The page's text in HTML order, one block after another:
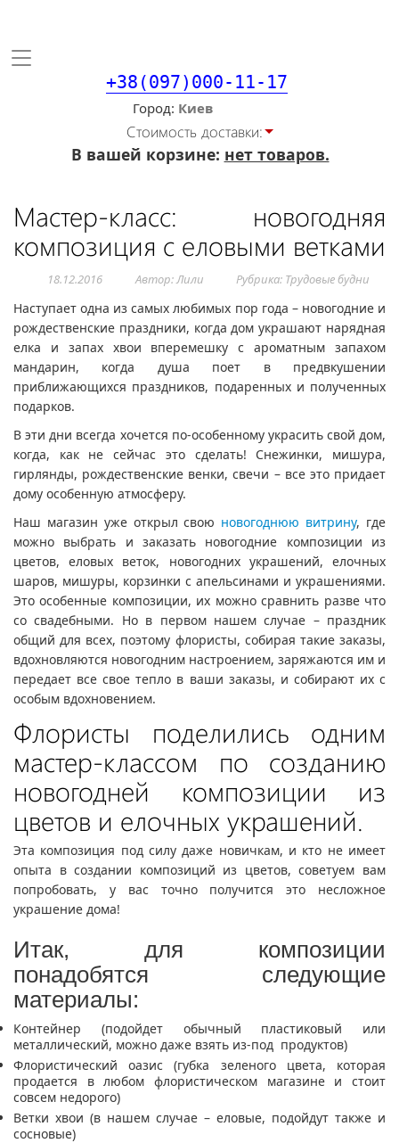
Toggle
+38(097)000-11-17
Город
Стоимость доставки:
В вашей корзине: нет товаров.
Мастер-класс: новогодняя
композиция с еловыми ветками
18.12.2016 Автор: Лили Рубрика: Трудовые будни
Наступает одна из самых любимых пор года – новогодние и
рождественские праздники, когда дом украшают нарядная
елка и запах хвои вперемешку с ароматным запахом
мандарин, когда душа поет в предвкушении
приближающихся праздников, подаренных и полученных
подарков.
В эти дни всегда хочется по-особенному украсить свой дом,
когда, как не сейчас это сделать! Снежинки, мишура,
гирлянды, рождественские венки, свечи – все это придает
дому особенную атмосферу.
Наш магазин уже открыл свою новогоднюю витрину, где
можно выбрать и заказать новогодние композиции из
цветов, еловых веток, новогодних украшений, елочных
шаров, мишуры, корзинки с апельсинами и украшениями.
Это особенные композиции, их можно сравнить разве что
со свадебными. Но в первом нашем случае – праздник
общий для всех, поэтому флористы, собирая такие заказы,
вдохновляются новогодним настроением, заряжаются им и
передает все свое тепло в ваши заказы, и собирают их с
особым вдохновением.
Флористы поделились одним
мастер-классом по созданию
новогодней композиции из
цветов и елочных украшений.
Эта композиция под силу даже новичкам, и кто не имеет
опыта в создании композиций из цветов, советуем вам
попробовать, у вас точно получится это несложное
украшение дома!
Итак, для композиции
понадобятся следующие
материалы:
Контейнер (подойдет обычный пластиковый или
металлический, можно даже взять из-под продуктов)
Флористический оазис (губка зеленого цвета, которая
продается в любом флористическом магазине и стоит
совсем недорого)
Ветки хвои (в нашем случае – еловые, подойдут также и
сосновые)